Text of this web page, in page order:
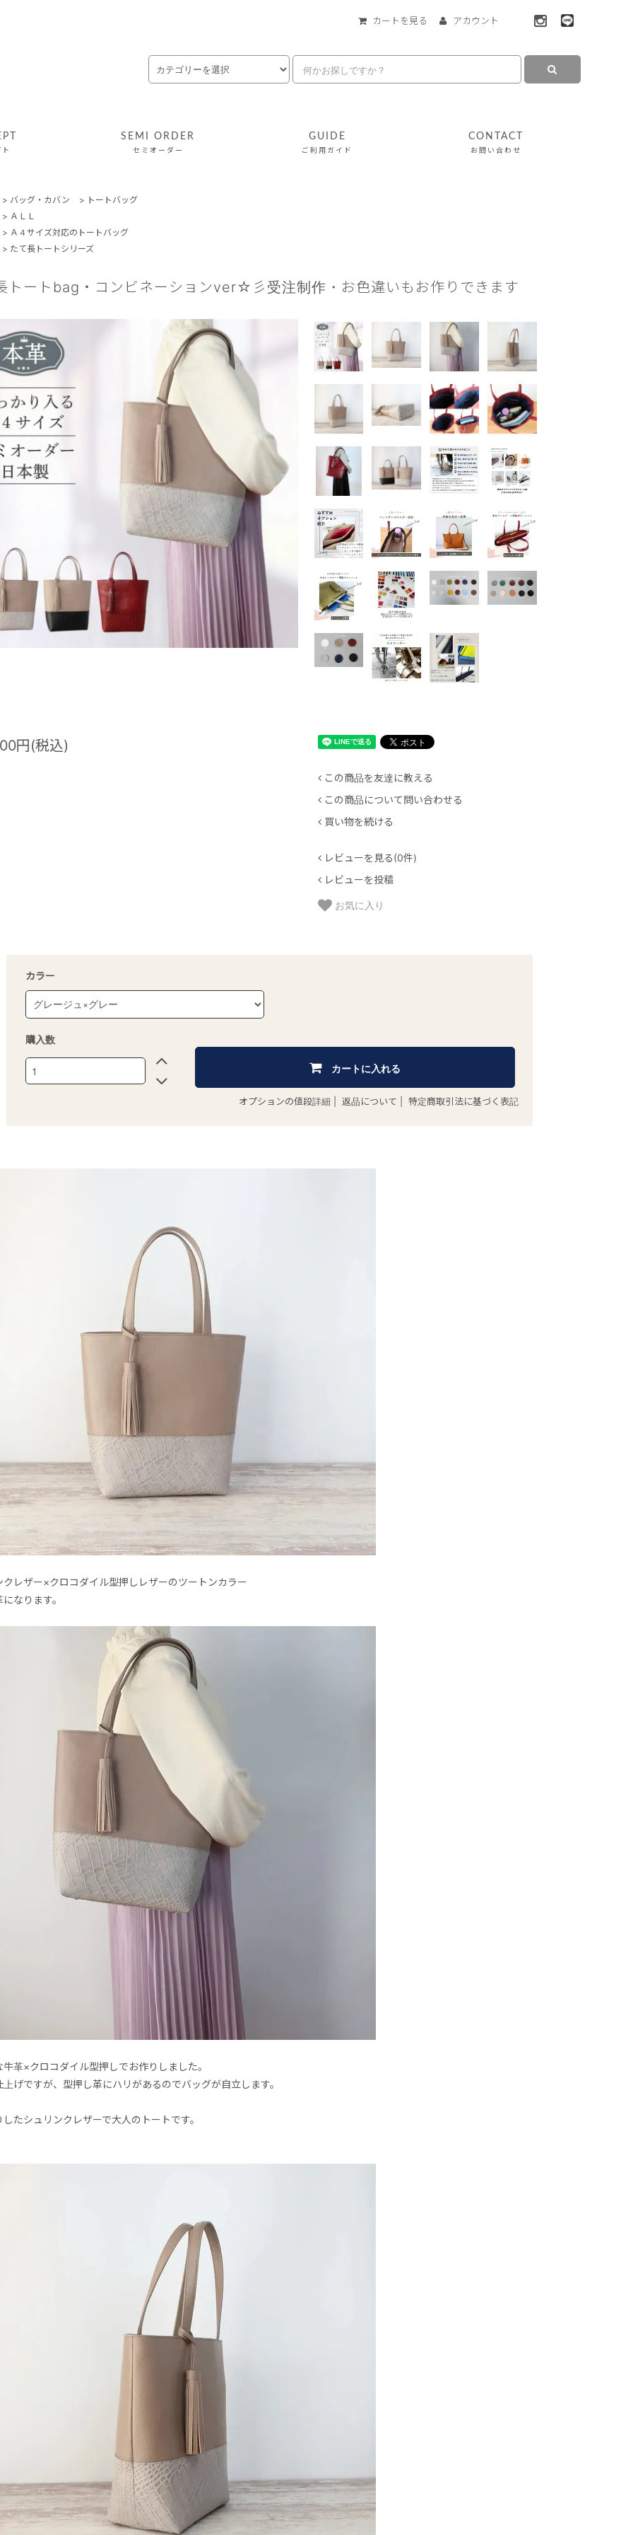
カートを見る アカウント
SEMI ORDER
セミオーダー
GUIDE
ご利用ガイド
CONTACT
お問い合わせ
> バッグ・カバン > トートバッグ
> ＡＬＬ
> Ａ４サイズ対応のトートバッグ
> たて長トートシリーズ
トートbag・コンビネーションver☆彡受注制作・お色違いもお作りできます
円(税込)
この商品を友達に教える
この商品について問い合わせる
買い物を続ける
レビューを見る(0件)
レビューを投稿
お気に入り
カラー
購入数
カートに入れる
オプションの値段詳細 返品について 特定商取引法に基づく表記
クレザー×クロコダイル型押しレザーのツートンカラー
なります。
牛革×クロコダイル型押しでお作りしました。
上げですが、型押し革にハリがあるのでバッグが自立します。
たシュリンクレザーで大人のトートです。